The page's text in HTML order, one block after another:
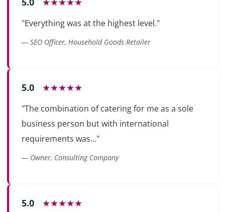
"Everything was at the highest level."
— SEO Officer, Household Goods Retailer
5.0 ★★★★★
"The combination of catering for me as a sole
business person but with international
requirements was..."
— Owner, Consulting Company
5.0 ★★★★★